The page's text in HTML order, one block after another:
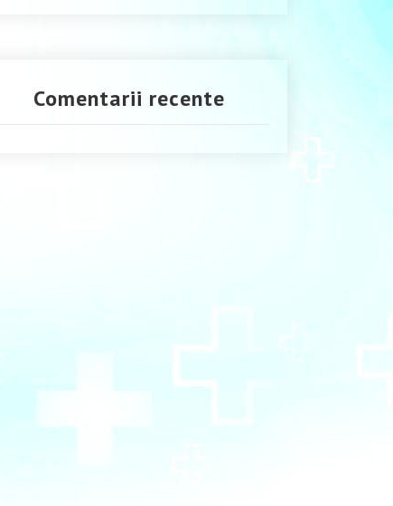
Comentarii recente